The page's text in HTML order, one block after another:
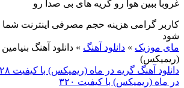
غروبا ببین هوا رو گریه های بی صدا رو
کاربر گرامی هزینه حجم مصرفی اینترنت شما
شود
مای موزیک » دانلود آهنگ » دانلود آهنگ
(ریمیکس)
دانلود آهنگ گریه در ماه (ریمیکس) با کیفیت ۱۲۸
در ماه (ریمیکس) با کیفیت ۳۲۰